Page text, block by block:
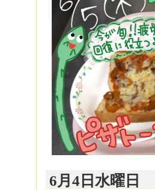
6月4日水曜日